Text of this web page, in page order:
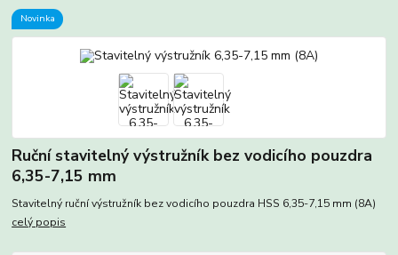
Novinka
Ruční stavitelný výstružník bez vodicího pouzdra
6,35-7,15 mm
Stavitelný ruční výstružník bez vodicího pouzdra HSS 6,35-7,15 mm (8A)
celý popis